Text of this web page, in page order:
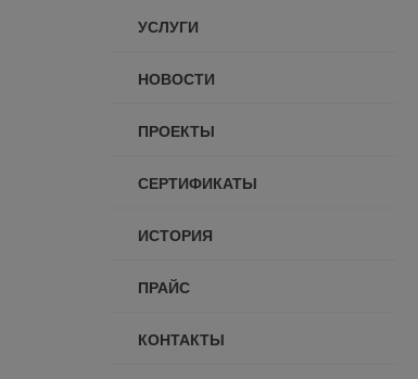
УСЛУГИ
НОВОСТИ
ПРОЕКТЫ
СЕРТИФИКАТЫ
ИСТОРИЯ
ПРАЙС
КОНТАКТЫ